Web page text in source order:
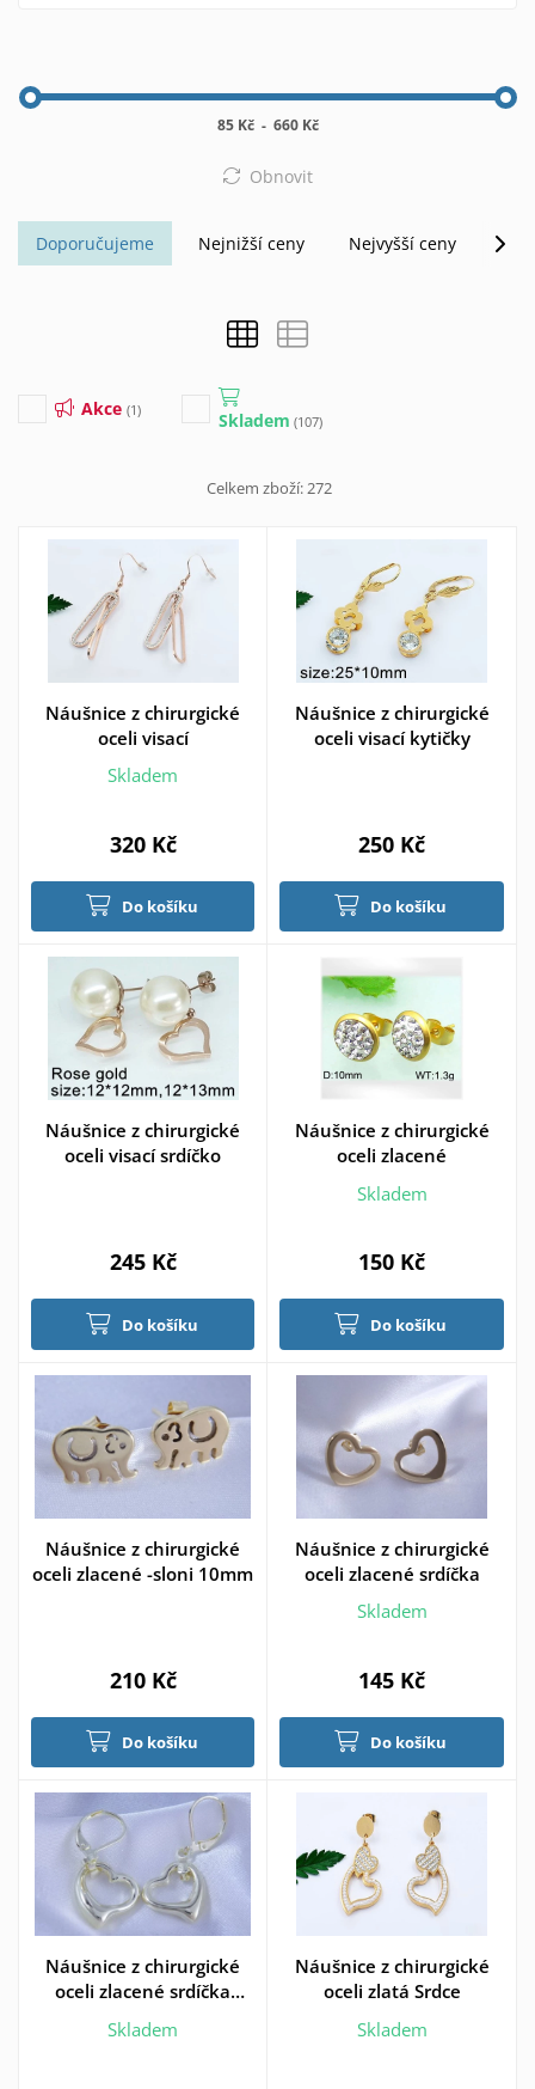
85 Kč - 660 Kč
Obnovit
Doporučujeme Nejnižší ceny Nejvyšší ceny
Akce (1) Skladem (107)
Celkem zboží:272
Náušnice z chirurgické
oceli visací
Skladem
320 Kč
Do košíku
Náušnice z chirurgické
oceli visací kytičky
250 Kč
Do košíku
Náušnice z chirurgické
oceli visací srdíčko
245 Kč
Do košíku
Náušnice z chirurgické
oceli zlacené
Skladem
150 Kč
Do košíku
Náušnice z chirurgické
oceli zlacené -sloni 10mm
210 Kč
Do košíku
Náušnice z chirurgické
oceli zlacené srdíčka
Skladem
145 Kč
Do košíku
Náušnice z chirurgické
oceli zlacené srdíčka
15mm
Skladem
Náušnice z chirurgické
oceli zlatá Srdce
Skladem